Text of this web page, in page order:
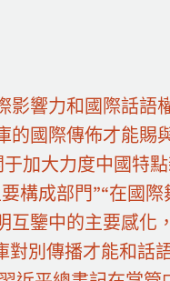
影響力和國際話語
國際傳佈才能賜
加大力度中國特
構成部門”“在國
互鑒中的主要感化
對別傳播才能和話